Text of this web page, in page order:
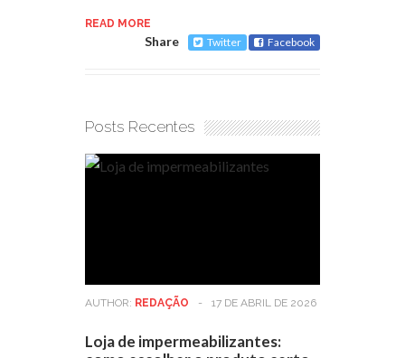
READ MORE
Share Twitter Facebook
Posts Recentes
AUTHOR: REDAÇÃO - 17 DE ABRIL DE 2026
Loja de impermeabilizantes: